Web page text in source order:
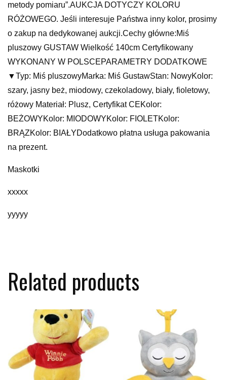
metody pomiaru”.AUKCJA DOTYCZY KOLORU
RÓŻOWEGO. Jeśli interesuje Państwa inny kolor, prosimy
o zakup na dedykowanej aukcji.Cechy główne:Miś
pluszowy GUSTAW Wielkość 140cm Certyfikowany
WYKONANY W POLSCEPARAMETRY DODATKOWE
▼Typ: Miś pluszowyMarka: Miś GustawStan: NowyKolor:
szary, jasny beż, miodowy, czekoladowy, biały, fioletowy,
różowy Materiał: Plusz, Certyfikat CEKolor:
BEŻOWYKolor: MIODOWYKolor: FIOLETKolor:
BRĄZKolor: BIAŁYDodatkowo płatna usługa pakowania
na prezent.
Maskotki
xxxxx
yyyyy
Related products